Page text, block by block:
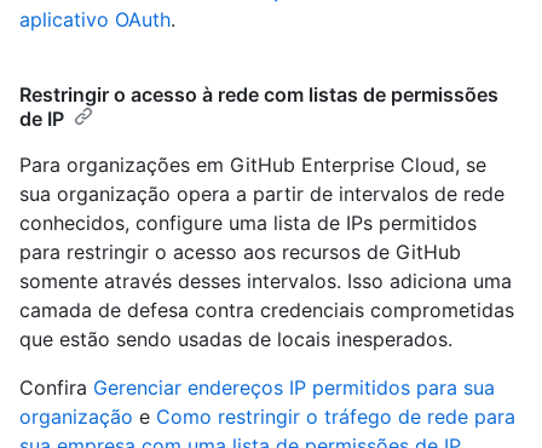
aplicativo OAuth.
Restringir o acesso à rede com listas de permissões
de IP
Para organizações em GitHub Enterprise Cloud, se
sua organização opera a partir de intervalos de rede
conhecidos, configure uma lista de IPs permitidos
para restringir o acesso aos recursos de GitHub
somente através desses intervalos. Isso adiciona uma
camada de defesa contra credenciais comprometidas
que estão sendo usadas de locais inesperados.
Confira Gerenciar endereços IP permitidos para sua
organização e Como restringir o tráfego de rede para